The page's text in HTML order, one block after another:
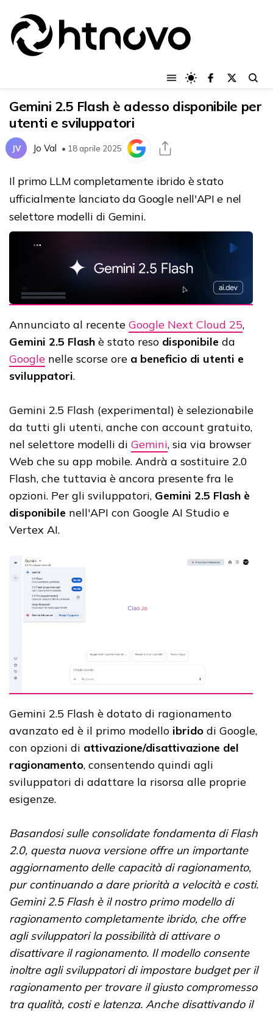
Gemini 2.5 Flash è adesso disponibile per
utenti e sviluppatori
JV Jo Val • 18 aprile 2025
Il primo LLM completamente ibrido è stato
ufficialmente lanciato da Google nell'API e nel
selettore modelli di Gemini.
Annunciato al recente Google Next Cloud 25,
Gemini 2.5 Flash è stato reso disponibile da
Google nelle scorse ore a beneficio di utenti e
sviluppatori.
Gemini 2.5 Flash (experimental) è selezionabile
da tutti gli utenti, anche con account gratuito,
nel selettore modelli di Gemini, sia via browser
Web che su app mobile. Andrà a sostituire 2.0
Flash, che tuttavia è ancora presente fra le
opzioni. Per gli sviluppatori, Gemini 2.5 Flash è
disponibile nell'API con Google AI Studio e
Vertex AI.
Gemini 2.5 Flash è dotato di ragionamento
avanzato ed è il primo modello ibrido di Google,
con opzioni di attivazione/disattivazione del
ragionamento, consentendo quindi agli
sviluppatori di adattare la risorsa alle proprie
esigenze.
Basandosi sulle consolidate fondamenta di Flash
2.0, questa nuova versione offre un importante
aggiornamento delle capacità di ragionamento,
pur continuando a dare priorità a velocità e costi.
Gemini 2.5 Flash è il nostro primo modello di
ragionamento completamente ibrido, che offre
agli sviluppatori la possibilità di attivare o
disattivare il ragionamento. Il modello consente
inoltre agli sviluppatori di impostare budget per il
ragionamento per trovare il giusto compromesso
tra qualità, costi e latenza. Anche disattivando il